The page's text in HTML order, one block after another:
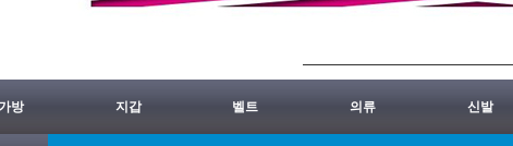
방 지갑 벨트 의류 신발